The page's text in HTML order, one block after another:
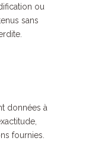
ou
sans
données à
fournies.